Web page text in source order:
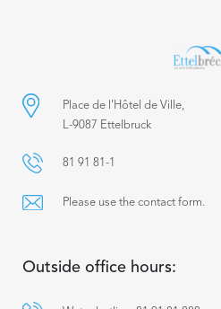
Place de l’Hôtel de Ville,
L-9087 Ettelbruck
81 91 81-1
Please use the contact form.
Outside office hours: